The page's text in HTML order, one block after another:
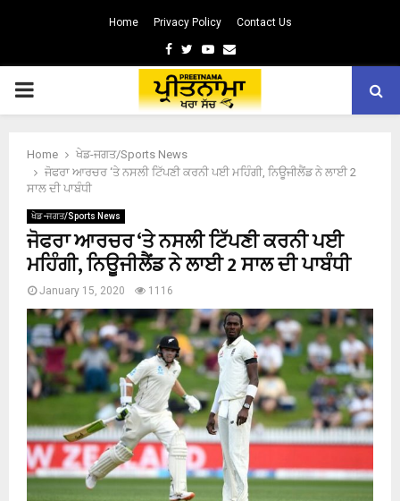
Home Privacy Policy Contact Us
Facebook
TwitterYoutube
Email
PRIMARY
Home
ਖੇਡ-ਜਗਤ/Sports News
ਜੋਫਰਾ ਆਰਚਰ ‘ਤੇ ਨਸਲੀ ਟਿੱਪਣੀ ਕਰਨੀ ਪਈ ਮਹਿੰਗੀ, ਨਿਊਜੀਲੈਂਡ ਨੇ ਲਾਈ 2
ਸਾਲ ਦੀ ਪਾਬੰਧੀ
ਖੇਡ-ਜਗਤ/Sports News
ਜੋਫਰਾ ਆਰਚਰ ‘ਤੇ ਨਸਲੀ ਟਿੱਪਣੀ ਕਰਨੀ ਪਈ
ਮਹਿੰਗੀ, ਨਿਊਜੀਲੈਂਡ ਨੇ ਲਾਈ 2 ਸਾਲ ਦੀ ਪਾਬੰਧੀ
January 15, 2020 1116